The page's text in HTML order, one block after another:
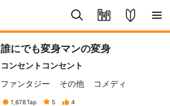
誰にでも変身マンの変身
コンセントコンセント
ファンタジー
その他 コメディ
1,678Tap 5 4